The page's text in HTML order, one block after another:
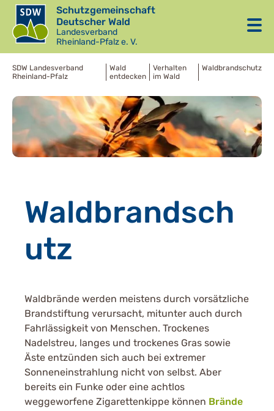
Schutzgemeinschaft
Deutscher Wald
Landesverband
Rheinland-Pfalz e. V.
SDW Landesverband
Rheinland-Pfalz
Wald
entdecken
Verhalten
im Wald
Waldbrandschutz
Waldbrandsch
utz
Waldbrände werden meistens durch vorsätzliche
Brandstiftung verursacht, mitunter auch durch
Fahrlässigkeit von Menschen. Trockenes
Nadelstreu, langes und trockenes Gras sowie
Äste entzünden sich auch bei extremer
Sonneneinstrahlung nicht von selbst. Aber
bereits ein Funke oder eine achtlos
weggeworfene Zigarettenkippe können Brände